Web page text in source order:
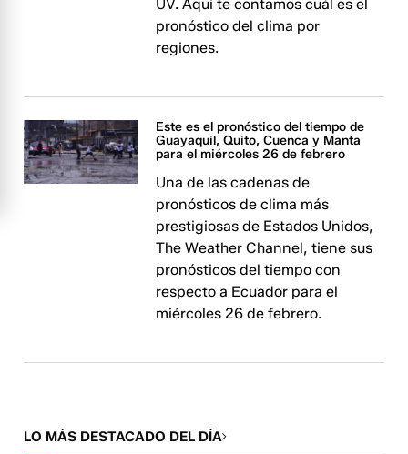
UV. Aquí te contamos cuál es el
pronóstico del clima por
regiones.
Este es el pronóstico del tiempo de
Guayaquil, Quito, Cuenca y Manta
para el miércoles 26 de febrero
Una de las cadenas de
pronósticos de clima más
prestigiosas de Estados Unidos,
The Weather Channel, tiene sus
pronósticos del tiempo con
respecto a Ecuador para el
miércoles 26 de febrero.
LO MÁS DESTACADO DEL DÍA